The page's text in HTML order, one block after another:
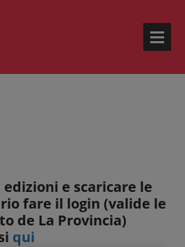
e scaricare le
fare il login (valide le
de La Provincia)
qui